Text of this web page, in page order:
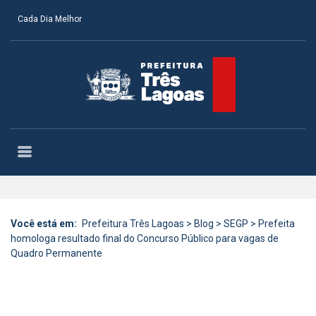
Cada Dia Melhor
Você está em: Prefeitura Três Lagoas > Blog > SEGP > Prefeita
homologa resultado final do Concurso Público para vagas de
Quadro Permanente